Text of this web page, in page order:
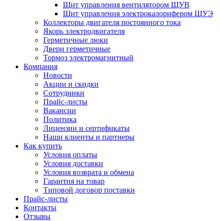
Щит управления вентилятором ЩУВ
Щит управления электрокалорифером ЩУЭ
Коллекторы двигателя постоянного тока
Якорь электродвигателя
Герметичные люки
Двери герметичные
Тормоз электромагнитный
Компания
Новости
Акции и скидки
Сотрудники
Прайс-листы
Вакансии
Политика
Лицензии и сертификаты
Наши клиенты и партнеры
Как купить
Условия оплаты
Условия доставки
Условия возврата и обмена
Гарантия на товар
Типовой договор поставки
Прайс-листы
Контакты
Отзывы